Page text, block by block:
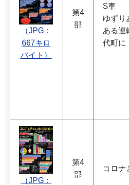
（JPG：
667キロ
バイト）
第4
部
S車
ゆずり
ある
代町に
（JPG：
第4
部
コロナ